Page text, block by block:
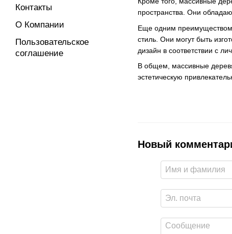
пространства. Они
Еще одним преимуществом
стиль. Они могут быть
дизайн в соответствии с
В общем, массивные
эстетическую
Новый
Контакты
О Компании
Пользовательское
соглашение